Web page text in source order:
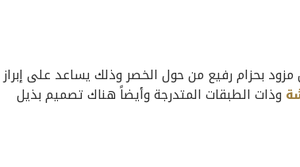
بحزام رفيع من حول الخصر وذلك يساعد على إبراز
وذات الطبقات المتدرجة وأيضاً هناك تصميم بذيل